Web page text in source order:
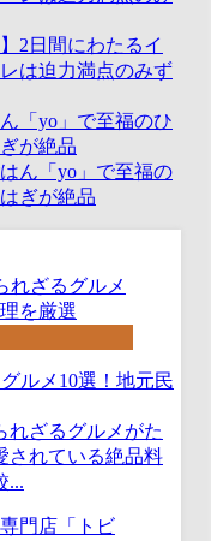
2日間にわたるイ
は迫力満点のみず
「yo」で至福のひ
が絶品
ルメ10選！地元民
れざるグルメがた
されている絶品料
...